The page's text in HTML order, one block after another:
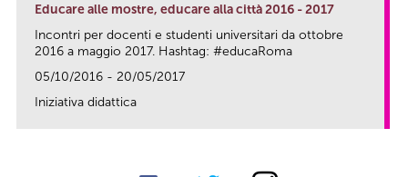
Educare alle mostre, educare alla città 2016 - 2017
Incontri per docenti e studenti universitari da ottobre
2016 a maggio 2017. Hashtag: #educaRoma
05/10/2016 - 20/05/2017
Iniziativa didattica